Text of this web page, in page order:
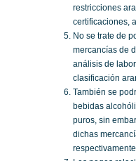
restricciones
certificaciones,
No se trate de
mercancías de
análisis de
clasificación
También se
bebidas
puros, sin
dichas